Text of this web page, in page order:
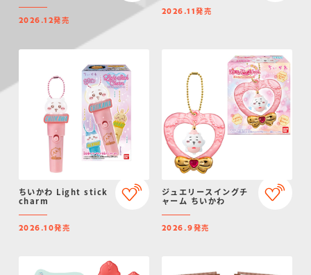
2026.12発売
2026.11発売
ちいかわ Light stick
charm
2026.10発売
ジュエリースイングチ
ャーム ちいかわ
2026.9発売